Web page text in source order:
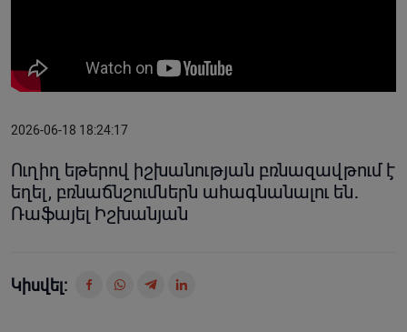
2026-06-18 18:24:17
Ուղիղ եթերով իշխանության բռնազավթում է
եղել, բռնաճնշումներն ահագնանալու են․
Ռաֆայել Իշխանյան
Կիսվել: